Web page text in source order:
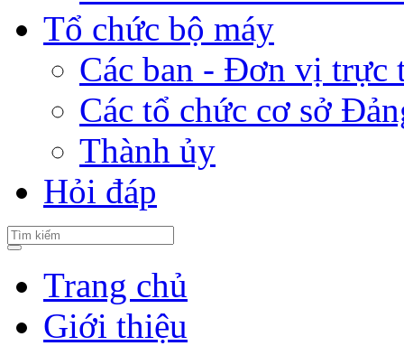
Tổ chức bộ máy
Các ban - Đơn vị trực
Các tổ chức cơ sở
Thành ủy
Hỏi đáp
Trang chủ
Giới thiệu